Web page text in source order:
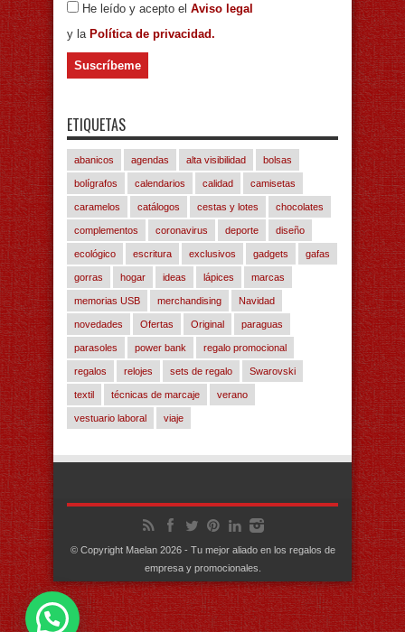
He leído y acepto el Aviso legal
y la Política de privacidad.
ETIQUETAS
abanicos agendas alta visibilidad bolsas
bolígrafos calendarios calidad camisetas
caramelos catálogos cestas y lotes chocolates
complementos coronavirus deporte diseño
ecológico escritura exclusivos gadgets gafas
gorras hogar ideas lápices marcas
memorias USB merchandising Navidad
novedades Ofertas Original paraguas
parasoles power bank regalo promocional
regalos relojes sets de regalo Swarovski
textil técnicas de marcaje verano
vestuario laboral viaje
© Copyright Maelan 2026 - Tu mejor aliado en los regalos de
empresa y promocionales.